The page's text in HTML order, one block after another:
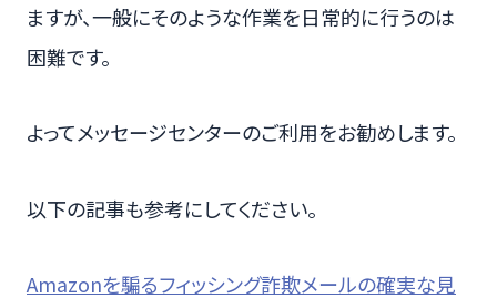
ますが、一般にそのような作業を日常的に行うのは
困難です。
よってメッセージセンターのご利用をお勧めします。
以下の記事も参考にしてください。
Amazonを騙るフィッシング詐欺メールの確実な見